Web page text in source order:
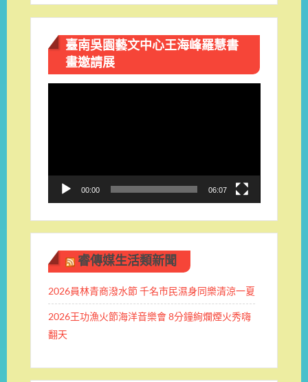
臺南吳園藝文中心王海峰羅慧書
畫邀請展
00:00 06:07
睿傳媒生活類新聞
2026員林青商潑水節 千名市民濕身同樂清涼一夏
2026王功漁火節海洋音樂會 8分鐘絢爛煙火秀嗨
翻天